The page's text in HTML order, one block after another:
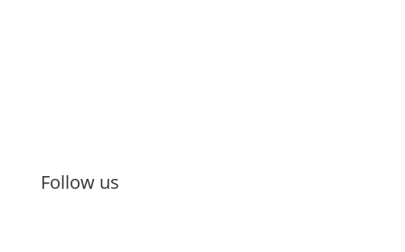
Follow us